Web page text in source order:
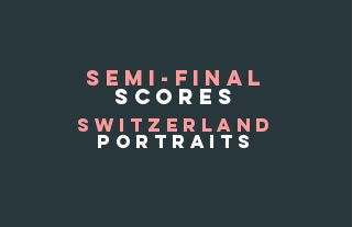
semi-final
scores
switzerland
portraits